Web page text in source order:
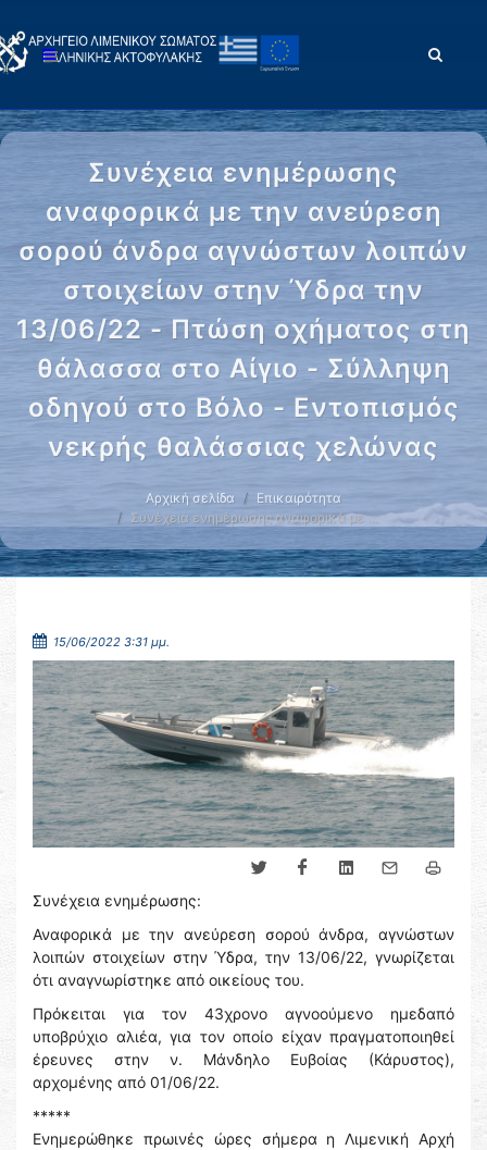
Συνέχεια ενημέρωσης
αναφορικά με την ανεύρεση
σορού άνδρα αγνώστων λοιπών
στοιχείων στην Ύδρα την
13/06/22 - Πτώση οχήματος στη
θάλασσα στο Αίγιο - Σύλληψη
οδηγού στο Βόλο - Εντοπισμός
νεκρής θαλάσσιας χελώνας
Αρχική σελίδα
Επικαιρότητα
Συνέχεια ενημέρωσης αναφορικά με …
15/06/2022 3:31 μμ.
Συνέχεια ενημέρωσης:
Αναφορικά με την ανεύρεση σορού άνδρα, αγνώστων
λοιπών στοιχείων στην Ύδρα, την 13/06/22, γνωρίζεται
ότι αναγνωρίστηκε από οικείους του.
Πρόκειται για τον 43χρονο αγνοούμενο ημεδαπό
υποβρύχιο αλιέα, για τον οποίο είχαν πραγματοποιηθεί
έρευνες στην ν. Μάνδηλο Ευβοίας (Κάρυστος),
αρχομένης από 01/06/22.
*****
Ενημερώθηκε πρωινές ώρες σήμερα η Λιμενική Αρχή